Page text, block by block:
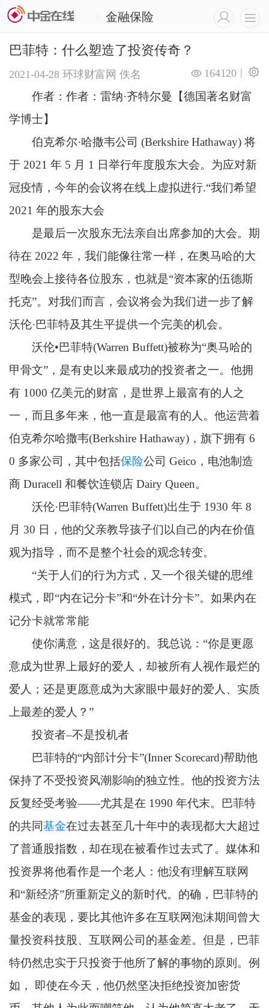
金融保险
巴菲特：什么塑造了投资传奇？
2021-04-28 环球财富网 佚名 |
164120
作者：作者：雷纳·齐特尔曼【德国著名财富
学博士】
伯克希尔·哈撒韦公司 (Berkshire Hathaway) 将
于 2021 年 5 月 1 日举行年度股东大会。为应对新
冠疫情，今年的会议将在线上虚拟进行.“我们希望
2021 年的股东大会
是最后一次股东无法亲自出席参加的大会。期
待在 2022 年，我们能像往常一样，在奥马哈的大
型晚会上接待各位股东，也就是“资本家的伍德斯
托克”。对我们而言，会议将会为我们进一步了解
沃伦·巴菲特及其生平提供一个完美的机会。
沃伦•巴菲特(Warren Buffett)被称为“奥马哈的
甲骨文”，是有史以来最成功的投资者之一。他拥
有 1000 亿美元的财富，是世界上最富有的人之
一，而且多年来，他一直是最富有的人。他运营着
伯克希尔哈撒韦(Berkshire Hathaway)，旗下拥有 6
0 多家公司，其中包括保险公司 Geico，电池制造
商 Duracell 和餐饮连锁店 Dairy Queen。
沃伦·巴菲特(Warren Buffett)出生于 1930 年 8
月 30 日，他的父亲教导孩子们以自己的内在价值
观为指导，而不是整个社会的观念转变。
“关于人们的行为方式，又一个很关键的思维
模式，即“内在记分卡”和“外在计分卡”。如果内在
记分卡就常常能
使你满意，这是很好的。我总说：“你是更愿
意成为世界上最好的爱人，却被所有人视作最烂的
爱人；还是更愿意成为大家眼中最好的爱人、实质
上最差的爱人？”
投资者–不是投机者
巴菲特的“内部计分卡”(Inner Scorecard)帮助他
保持了不受投资风潮影响的独立性。他的投资方法
反复经受考验——尤其是在 1990 年代末。巴菲特
的共同基金在过去甚至几十年中的表现都大大超过
了普通股指数，却在现在被看作过去式了。媒体和
投资界将他看作是一个老人：他没有理解互联网
和“新经济”所重新定义的新时代。的确，巴菲特的
基金的表现，要比其他许多在互联网泡沫期间曾大
量投资科技股、互联网公司的基金差。但是，巴菲
特仍然忠实于只投资于他所了解的事物的原则。例
如， 即使在今天，他仍然坚决拒绝投资加密货